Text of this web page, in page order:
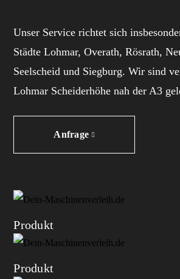
Unser Service richtet sich
Städte Lohmar, Overath, Rösrath,
Seelscheid und Siegburg. Wir sind
Lohmar Scheiderhöhe nah der A3
Anfrage
Produkt
Produkt